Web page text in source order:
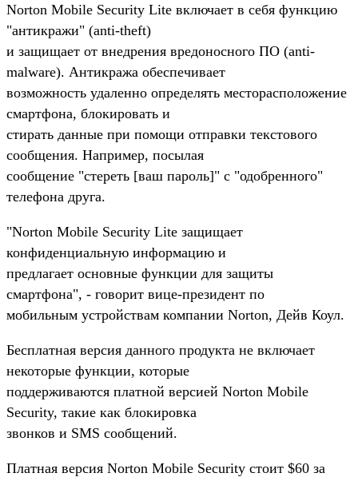
Norton Mobile Security Lite включает в себя функцию
"антикражи" (anti-theft)
и защищает от внедрения вредоносного ПО (anti-
malware). Антикража обеспечивает
возможность удаленно определять месторасположение
смартфона, блокировать и
стирать данные при помощи отправки текстового
сообщения. Например, посылая
сообщение "стереть [ваш пароль]" с "одобренного"
телефона друга.
"Norton Mobile Security Lite защищает
конфиденциальную информацию и
предлагает основные функции для защиты
смартфона", - говорит вице-президент по
мобильным устройствам компании Norton, Дейв Коул.
Бесплатная версия данного продукта не включает
некоторые функции, которые
поддерживаются платной версией Norton Mobile
Security, такие как блокировка
звонков и SMS сообщений.
Платная версия Norton Mobile Security стоит $60 за